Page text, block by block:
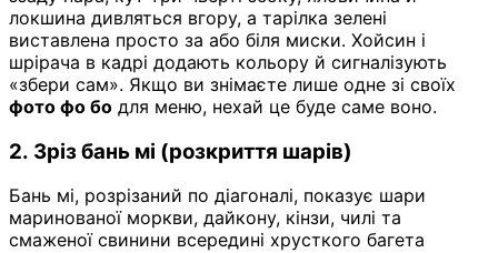
локшина дивляться вгору, а тарілка зелені
виставлена просто за або біля миски. Хойсин і
шрірача в кадрі додають кольору й сигналізують
«збери сам». Якщо ви знімаєте лише одне зі своїх
фото фо бо для меню, нехай це буде саме воно.
2. Зріз бань мі (розкриття шарів)
Бань мі, розрізаний по діагоналі, показує шари
маринованої моркви, дайкону, кінзи, чилі та
смаженої свинини всередині хрусткого багета